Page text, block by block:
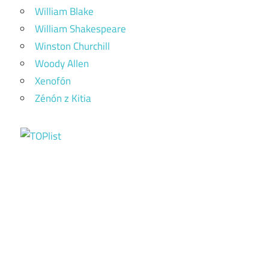
William Blake
William Shakespeare
Winston Churchill
Woody Allen
Xenofón
Zénón z Kitia